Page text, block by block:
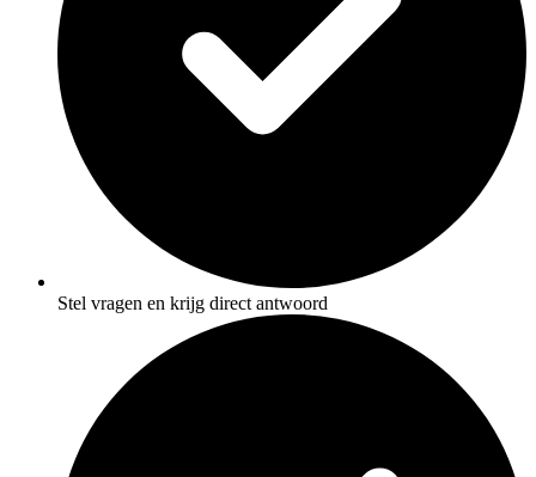
Stel vragen en krijg direct antwoord